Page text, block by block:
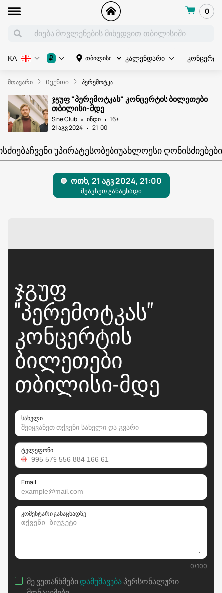
0
თბილისი კალენდარი კონცერტი
KA ₽
მთავარი Ივენთი პერემოტკა
ჯგუფ "პერემოტკას" კონცერტის ბილეთები
თბილისი-მდე
Sine Club ინდი
16+
21 აგვ 2024
21:00
ᲩᲕᲔᲜᲘ ᲣᲞᲘᲠᲐᲢᲔᲡᲝᲑᲔᲑᲘᲣᲐᲮᲚᲝᲔᲡᲘ ᲦᲝᲜᲘᲡᲫᲘᲔᲑᲔᲑᲘ
ᲯᲒᲣᲤ
"ᲞᲔᲠᲔᲛᲝᲢᲙᲐᲡ"
ᲙᲝᲜᲪᲔᲠᲢᲘᲡ
ᲑᲘᲚᲔᲗᲔᲑᲘ
ᲗᲑᲘᲚᲘᲡᲘ-ᲛᲓᲔ
სახელი
ტელეფონი
Email
კომენტარი განაცხადზე
0/100
მე ვეთანხმებიდამუშავებაპერსონალური